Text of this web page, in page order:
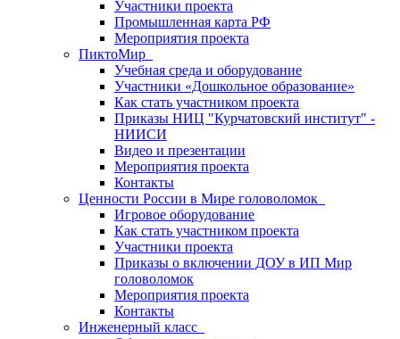
Участники проекта
Промышленная карта РФ
Мероприятия проекта
ПиктоМир
Учебная среда и оборудование
Участники «Дошкольное образование»
Как стать участником проекта
Приказы НИЦ "Курчатовский институт" -
НИИСИ
Видео и презентации
Мероприятия проекта
Контакты
Ценности России в Мире головоломок
Игровое оборудование
Как стать участником проекта
Участники проекта
Приказы о включении ДОУ в ИП Мир
головоломок
Мероприятия проекта
Контакты
Инженерный класс